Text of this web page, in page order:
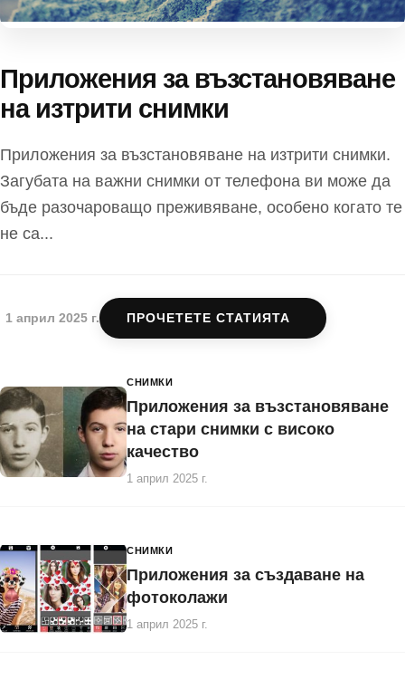
Приложения за възстановяване
на изтрити снимки
Приложения за възстановяване на изтрити снимки.
Загубата на важни снимки от телефона ви може да
бъде разочароващо преживяване, особено когато те
не са...
1 април 2025 г. ПРОЧЕТЕТЕ СТАТИЯТА
СНИМКИ
Приложения за възстановяване
на стари снимки с високо
качество
1 април 2025 г.
СНИМКИ
Приложения за създаване на
фотоколажи
1 април 2025 г.